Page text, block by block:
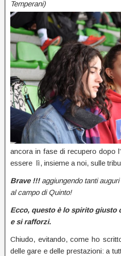
Temperani)
ancora in fase di recupero dopo
essere lì, insieme a noi, sulle
Brave !!! aggiungendo tanti
al campo di Quinto!
Ecco, questo è lo spirito giusto
e si rafforzi.
Chiudo, evitando, come ho
delle gare e delle prestazioni: a